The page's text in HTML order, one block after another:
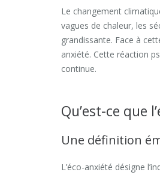
Le changement
vagues de chaleur, les
grandissante. Face à
anxiété. Cette réaction
continue.
Qu’est-ce que
Une définition
L’éco-anxiété désigne